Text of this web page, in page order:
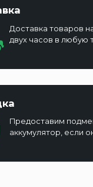
Доставка товаров
двух часов в любую
Предоставим
аккумулятор, если